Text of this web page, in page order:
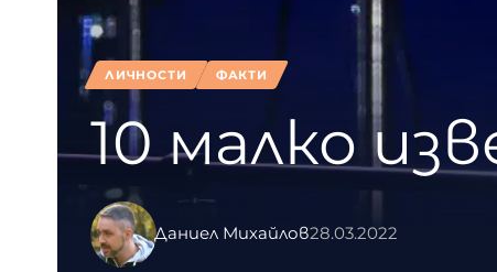
ЛИЧНОСТИ ФАКТИ
10 малко
Даниел Михайлов28.03.2022